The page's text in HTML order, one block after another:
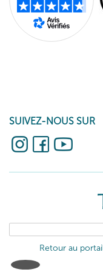
toutes les peaux
ou sensibles).
THALGO a le produit
Offrez à votre peau
SUIVEZ-NOUS SUR
Retour au